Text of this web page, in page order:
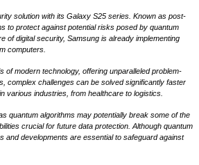
solution with its Galaxy S25 series. Known as post-
to protect against potential risks posed by quantum
of digital security, Samsung is already implementing
computers.
modern technology, offering unparalleled problem-
complex challenges can be solved significantly faster
various industries, from healthcare to logistics.
quantum algorithms may potentially break some of the
crucial for future data protection. Although quantum
and developments are essential to safeguard against